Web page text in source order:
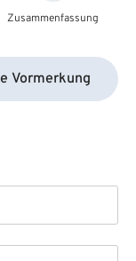
Zusammenfassung
Vormerkung